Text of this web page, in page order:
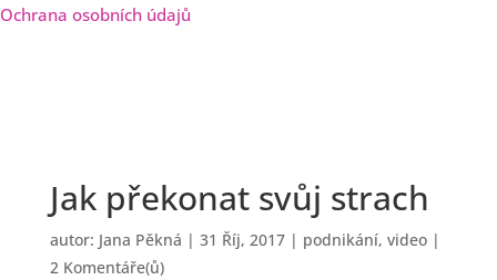
Ochrana osobních údajů
Jak překonat svůj strach
autor: Jana Pěkná | 31 Říj, 2017| podnikání, video|
2 Komentáře(ů)